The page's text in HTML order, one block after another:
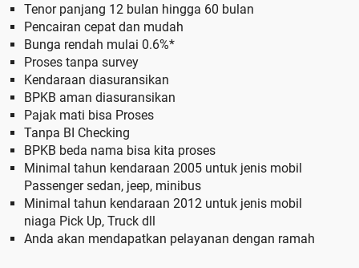
Tenor panjang 12 bulan hingga 60 bulan
Pencairan cepat dan mudah
Bunga rendah mulai 0.6%*
Proses tanpa survey
Kendaraan diasuransikan
BPKB aman diasuransikan
Pajak mati bisa Proses
Tanpa BI Checking
BPKB beda nama bisa kita proses
Minimal tahun kendaraan 2005 untuk jenis mobil
Passenger sedan, jeep, minibus
Minimal tahun kendaraan 2012 untuk jenis mobil
niaga Pick Up, Truck dll
Anda akan mendapatkan pelayanan dengan ramah